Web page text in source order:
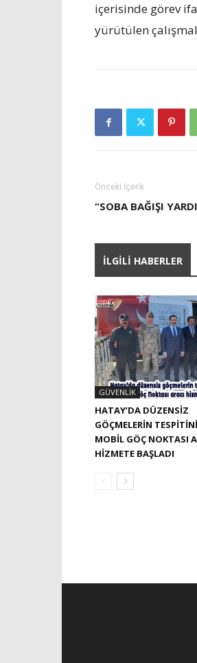
içerisinde görev
yürütülen
Önceki İçerik
“SOBA BAĞIŞI
İLGILI HABERLER
GÜVENLIK
HATAY’DA DÜZENSIZ
GÖÇMELERIN
MOBIL GÖÇ NOKTASI
HIZMETE BAŞLADI